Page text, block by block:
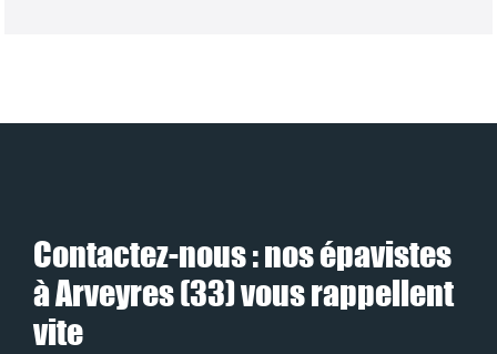
Contactez-nous : nos épavistes
à Arveyres (33) vous rappellent
vite